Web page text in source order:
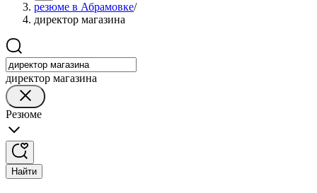
резюме в Абрамовке/
директор магазина
директор магазина
Резюме
Найти